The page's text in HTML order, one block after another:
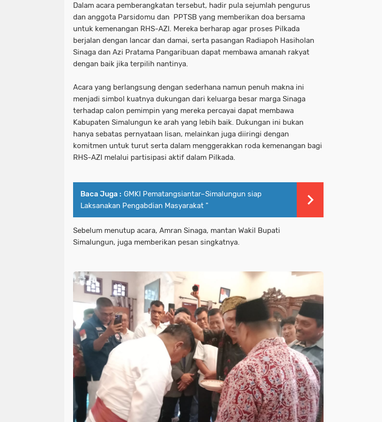
Dalam acara pemberangkatan tersebut, hadir pula sejumlah pengurus
dan anggota Parsidomu dan PPTSB yang memberikan doa bersama
untuk kemenangan RHS-AZI. Mereka berharap agar proses Pilkada
berjalan dengan lancar dan damai, serta pasangan Radiapoh Hasiholan
Sinaga dan Azi Pratama Pangaribuan dapat membawa amanah rakyat
dengan baik jika terpilih nantinya.
Acara yang berlangsung dengan sederhana namun penuh makna ini
menjadi simbol kuatnya dukungan dari keluarga besar marga Sinaga
terhadap calon pemimpin yang mereka percayai dapat membawa
Kabupaten Simalungun ke arah yang lebih baik. Dukungan ini bukan
hanya sebatas pernyataan lisan, melainkan juga diiringi dengan
komitmen untuk turut serta dalam menggerakkan roda kemenangan bagi
RHS-AZI melalui partisipasi aktif dalam Pilkada.
Baca Juga : GMKI Pematangsiantar–Simalungun siap
Laksanakan Pengabdian Masyarakat "
Sebelum menutup acara, Amran Sinaga, mantan Wakil Bupati
Simalungun, juga memberikan pesan singkatnya.